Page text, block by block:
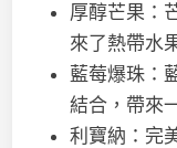
厚醇芒果：
來了熱帶水
藍莓爆珠：
結合，帶來
利寶納：完